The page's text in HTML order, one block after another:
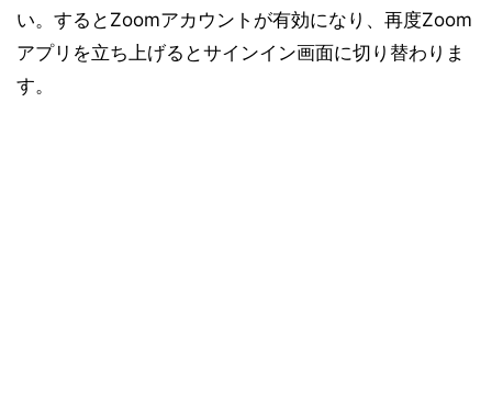
い。するとZoomアカウントが有効になり、再度Zoom
アプリを立ち上げるとサインイン画面に切り替わりま
す。